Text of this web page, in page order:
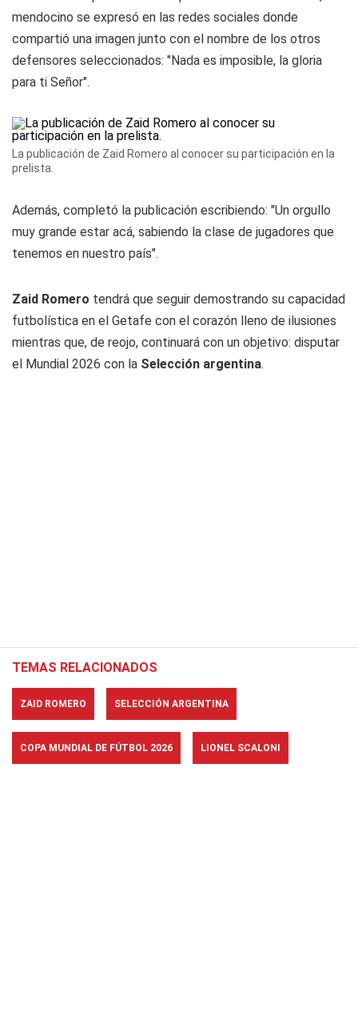
mendocino se expresó en las redes sociales donde
compartió una imagen junto con el nombre de los otros
defensores seleccionados: "Nada es imposible, la gloria
para ti Señor".
La publicación de Zaid Romero al conocer su participación en la
prelista.
Además, completó la publicación escribiendo: "Un orgullo
muy grande estar acá, sabiendo la clase de jugadores que
tenemos en nuestro país".
Zaid Romero tendrá que seguir demostrando su capacidad
futbolística en el Getafe con el corazón lleno de ilusiones
mientras que, de reojo, continuará con un objetivo: disputar
el Mundial 2026 con la Selección argentina.
TEMAS RELACIONADOS
ZAID ROMERO SELECCIÓN ARGENTINA
COPA MUNDIAL DE FÚTBOL 2026 LIONEL SCALONI